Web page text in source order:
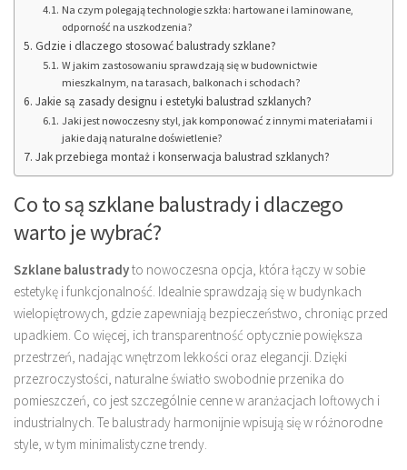
Na czym polegają technologie szkła: hartowane i laminowane,
odporność na uszkodzenia?
Gdzie i dlaczego stosować balustrady szklane?
W jakim zastosowaniu sprawdzają się w budownictwie
mieszkalnym, na tarasach, balkonach i schodach?
Jakie są zasady designu i estetyki balustrad szklanych?
Jaki jest nowoczesny styl, jak komponować z innymi materiałami i
jakie dają naturalne doświetlenie?
Jak przebiega montaż i konserwacja balustrad szklanych?
Co to są szklane balustrady i dlaczego
warto je wybrać?
Szklane balustradyto nowoczesna opcja, która łączy w sobie
estetykę i funkcjonalność. Idealnie sprawdzają się w budynkach
wielopiętrowych, gdzie zapewniają bezpieczeństwo, chroniąc przed
upadkiem. Co więcej, ich transparentność optycznie powiększa
przestrzeń, nadając wnętrzom lekkości oraz elegancji. Dzięki
przezroczystości, naturalne światło swobodnie przenika do
pomieszczeń, co jest szczególnie cenne w aranżacjach loftowych i
industrialnych. Te balustrady harmonijnie wpisują się w różnorodne
style, w tym minimalistyczne trendy.